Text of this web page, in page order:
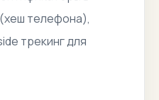
телефона),
трекинг для